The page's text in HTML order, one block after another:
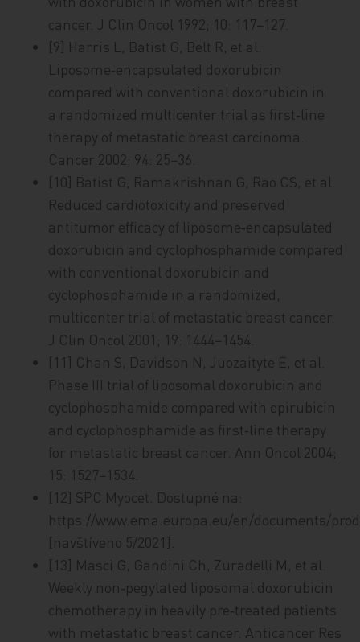
cancer. J Clin Oncol 1992; 10: 117−127.
[9] Harris L, Batist G, Belt R, et al.
Liposome‑encapsulated doxorubicin
compared with conventional doxorubicin in
a randomized multicenter trial as first‑line
therapy of metastatic breast carcinoma.
Cancer 2002; 94: 25−36.
[10] Batist G, Ramakrishnan G, Rao CS, et al.
Reduced cardiotoxicity and preserved
antitumor efficacy of liposome‑encapsulated
doxorubicin and cyclophosphamide compared
with conventional doxorubicin and
cyclophosphamide in a randomized,
multicenter trial of metastatic breast cancer.
J Clin Oncol 2001; 19: 1444−1454.
[11] Chan S, Davidson N, Juozaityte E, et al.
Phase III trial of liposomal doxorubicin and
cyclophosphamide compared with epirubicin
and cyclophosphamide as first‑line therapy
for metastatic breast cancer. Ann Oncol 2004;
15: 1527−1534.
[12] SPC Myocet. Dostupné na:
https://www.ema.europa.eu/en/documents/
[navštíveno 5/2021].
[13] Masci G, Gandini Ch, Zuradelli M, et al.
Weekly non‑pegylated liposomal doxorubicin
chemotherapy in heavily pre‑treated patients
with metastatic breast cancer. Anticancer Res